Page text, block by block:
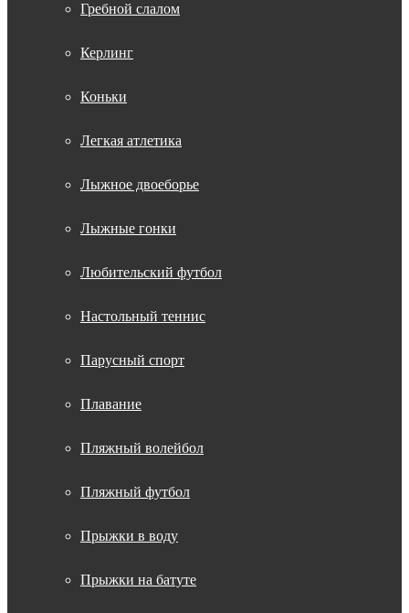
Гребной слалом
Керлинг
Коньки
Легкая атлетика
Лыжное двоеборье
Лыжные гонки
Любительский футбол
Настольный теннис
Парусный спорт
Плавание
Пляжный волейбол
Пляжный футбол
Прыжки в воду
Прыжки на батуте